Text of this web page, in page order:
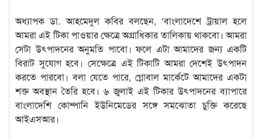
অধ্যাপক ডা. আহমেদুল কবির বলছেন, ‘বাংলাদেশে ট্রায়াল হলে
আমরা এই টিকা পাওয়ার ক্ষেত্রে অগ্রাধিকার তালিকায় থাকবো। আমরা
সেটা উৎপাদনের অনুমতি পাবো। ফলে এটা আমাদের জন্য একটি
বিরাট সুযোগ হবে। সেক্ষেত্রে এই টিকাটি আমরা দেশেই উৎপাদন
করতে পারবো। বলা যেতে পারে, গ্লোবাল মার্কেটে আমাদের একটা
শক্ত অবস্থান তৈরি হবে। ৬ জুলাই এই টিকার উৎপাদনের ব্যাপারে
বাংলাদেশি কোম্পানি ইউনিমেডের সঙ্গে সমঝোতা চুক্তি করেছে
আইএসআর।